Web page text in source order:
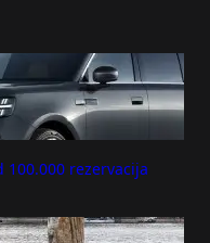
100.000 rezervacija